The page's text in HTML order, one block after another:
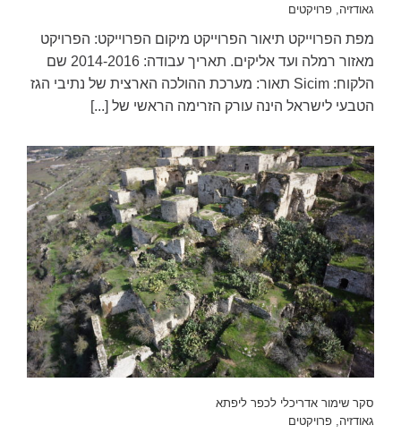
גאודזיה, פרויקטים
מפת הפרוייקט תיאור הפרוייקט מיקום הפרוייקט: הפרויקט
מאזור רמלה ועד אליקים. תאריך עבודה: 2014-2016 שם
הלקוח: Sicim תאור: מערכת ההולכה הארצית של נתיבי הגז
הטבעי לישראל הינה עורק הזרימה הראשי של [...]
סקר שימור אדריכלי לכפר ליפתא
גאודזיה, פרויקטים